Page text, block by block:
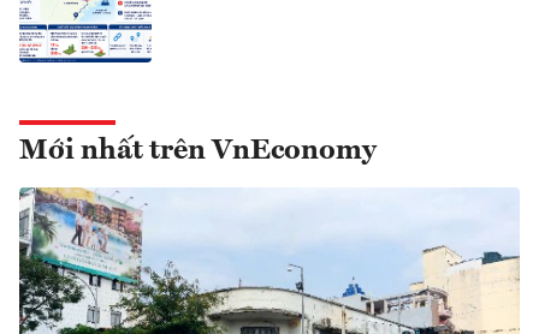
Mới nhất trên VnEconomy